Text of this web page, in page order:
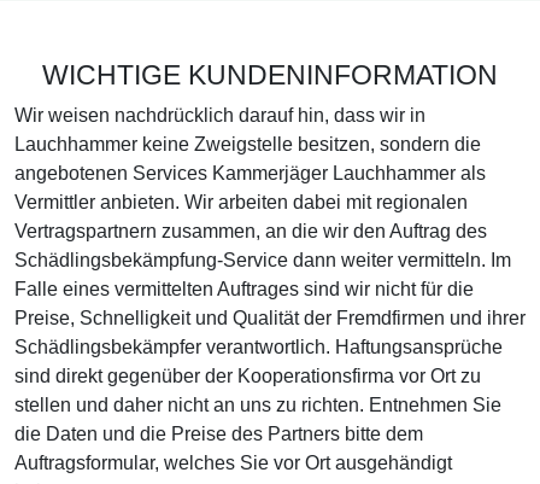
WICHTIGE KUNDENINFORMATION
Wir weisen nachdrücklich darauf hin, dass wir in
Lauchhammer keine Zweigstelle besitzen, sondern die
angebotenen Services Kammerjäger Lauchhammer als
Vermittler anbieten. Wir arbeiten dabei mit regionalen
Vertragspartnern zusammen, an die wir den Auftrag des
Schädlingsbekämpfung-Service dann weiter vermitteln. Im
Falle eines vermittelten Auftrages sind wir nicht für die
Preise, Schnelligkeit und Qualität der Fremdfirmen und ihrer
Schädlingsbekämpfer verantwortlich. Haftungsansprüche
sind direkt gegenüber der Kooperationsfirma vor Ort zu
stellen und daher nicht an uns zu richten. Entnehmen Sie
die Daten und die Preise des Partners bitte dem
Auftragsformular, welches Sie vor Ort ausgehändigt